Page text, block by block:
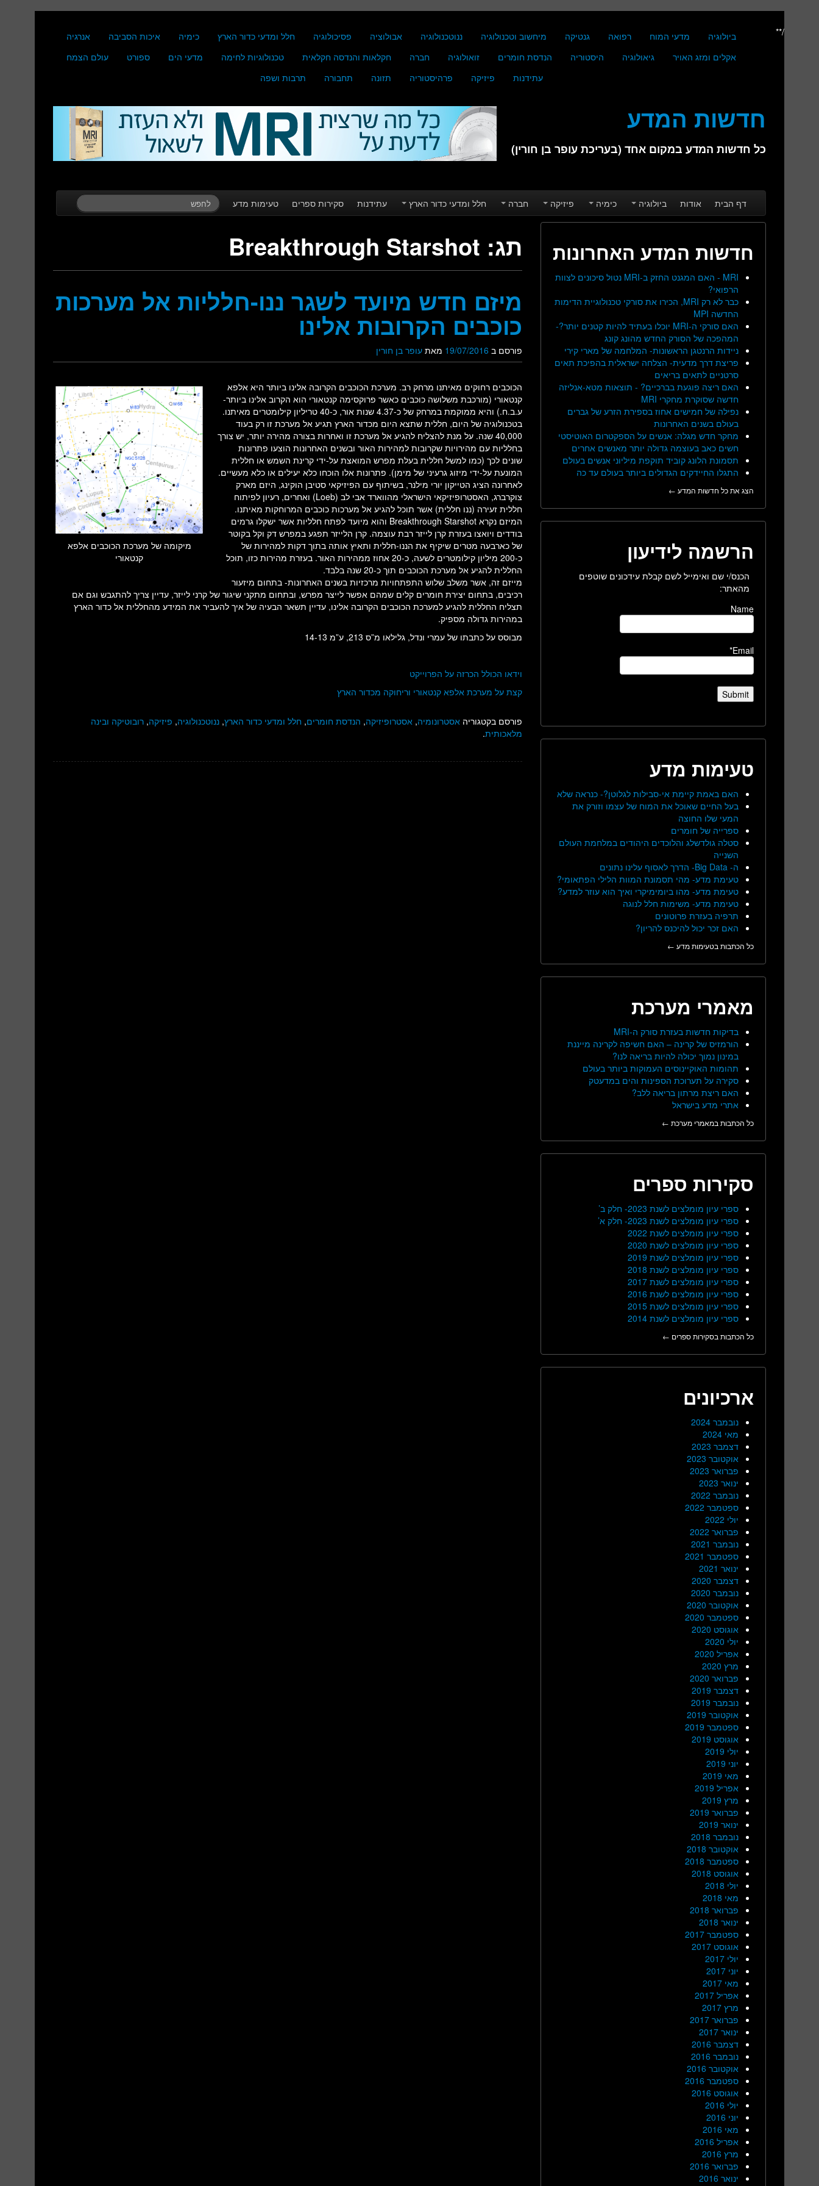
ביולוגיה מדעי המוח רפואה גנטיקה מיחשוב וטכנולוגיה ננוטכנולוגיה אבולוציה פסיכולוגיה חלל ומדעי כדור הארץ כימיה איכות הסביבה
אנרגיה
אקלים ומזג האויר
גיאולוגיה היסטוריה הנדסת חומרים זואולוגיה חברה חקלאות והנדסה חקלאית טכנולוגיות לחימה מדעי הים ספורט
עולם הצמח
עתידנות
פיזיקה פרהיסטוריה תזונה תחבורה תרבות ושפה
חדשות המדע
כל חדשות המדע במקום אחד (בעריכת עופר בן חורין)
Main menu
דף הבית אודות ביולוגיה כימיה פיזיקה חברה חלל ומדעי כדור הארץ עתידנות סקירות ספרים טעימות מדע
תג: Breakthrough Starshot
מיזם חדש מיועד לשגר ננו-חלליות אל מערכות
כוכבים הקרובות אלינו
פורסם ב 19/07/2016 מאת עופר בן חורין
מיקומה של מערכת הכוכבים אלפא
קנטאורי
הכוכבים רחוקים מאיתנו מרחק רב. מערכת הכוכבים הקרובה אלינו ביותר היא אלפא
קנטאורי (מורכבת משלושה כוכבים כאשר פרוקסימה קנטאורי הוא הקרוב אלינו ביותר-
ע.ב.ח.) והיא ממוקמת במרחק של כ-4.37 שנות אור, כ-40 טריליון קילומטרים מאיתנו.
בטכנולוגיה של היום, חללית שתצא היום מכדור הארץ תגיע אל מערכת זו רק בעוד
40,000 שנה. על מנת להצליח להגיע אל מערכת זו ואחרות בצורה מהירה יותר, יש צורך
בחלליות עם מהירויות שקרובות למהירות האור ובשנים האחרונות הוצעו פתרונות
שונים לכך (כמו למשל חללית בעלת מפרש המואצת על-ידי קרינת השמש או חללית
המונעת על-ידי מיזוג גרעיני של מימן). פתרונות אלו הוכחו כלא יעילים או כלא מעשיים.
לאחרונה הציג הטייקון יורי מילנר, בשיתוף עם הפיזיקאי סטיבן הוקינג, היזם מארק
צוקרברג, האסטרופיזיקאי הישראלי מהווארד אבי לב (Loeb) ואחרים, רעיון לפיתוח
חללית זעירה (ננו חללית) אשר תוכל להגיע אל מערכות כוכבים המרוחקות מאיתנו.
המיזם נקרא Breakthrough Starshot והוא מיועד לפתח חלליות אשר ישקלו גרמים
בודדים ויואצו בעזרת קרן לייזר רבת עוצמה. קרן הלייזר תפגע במפרש דק וקל בקוטר
של כארבעה מטרים שיקיף את הננו-חללית ותאיץ אותה בתוך דקות למהירות של
כ-200 מיליון קילומטרים לשעה, כ-20 אחוז ממהירות האור. בעזרת מהירות כזו, תוכל
החללית להגיע אל מערכת הכוכבים תוך כ-20 שנה בלבד.
מייזם זה, אשר משלב שלוש התפתחויות מרכזיות בשנים האחרונות- בתחום מיזעור
רכיבים, בתחום יצירת חומרים קלים שמהם אפשר לייצר מפרש, ובתחום מתקני שיגור של קרני לייזר, עדיין צריך להתגבש וגם אם
תצליח החללית להגיע למערכת הכוכבים הקרובה אלינו, עדיין תשאר הבעיה של איך להעביר את המידע מהחללית אל כדור הארץ
במהירות גדולה מספיק.
מבוסס על כתבתו של עמרי ונדל, גלילאו מ”ס 213, ע”מ 14-13
וידאו הכולל הכרזה על הפרוייקט
קצת על מערכת אלפא קנטאורי וריחוקה מכדור הארץ
פורסם בקטגוריה אסטרונומיה, אסטרופיזיקה, הנדסת חומרים, חלל ומדעי כדור הארץ, ננוטכנולוגיה, פיזיקה, רובוטיקה ובינה
מלאכותית.
חדשות המדע האחרונות
MRI - האם המגנט החזק ב-MRI נטול סיכונים לצוות
הרפואי?
כבר לא רק MRI, הכירו את סורקי טכנולוגיית הדימות
החדשה MPI
האם סורקי ה-MRI יוכלו בעתיד להיות קטנים יותר?-
המהפכה של הסורק החדש מהונג קונג
ניידות הרנטגן הראשונות- המלחמה של מארי קירי
פריצת דרך מדעית- הצלחה ישראלית בהפיכת תאים
סרטניים לתאים בריאים
האם ריצה פוגעת בברכיים? - תוצאות מטא-אנליזה
חדשה שסוקרת מחקרי MRI
נפילה של חמישים אחוז בספירת הזרע של גברים
בעולם בשנים האחרונות
מחקר חדש מגלה: אנשים על הספקטרום האוטיסטי
חשים כאב בעוצמה גדולה יותר מאנשים אחרים
תסמונת הלונג קוביד תוקפת מיליוני אנשים בעולם
התגלו החיידקים הגדולים ביותר בעולם עד כה
הצג את כל חדשות המדע ←
הרשמה לידיעון
הכנס/י שם ואימייל לשם קבלת עידכונים שוטפים
מהאתר:
Name
Email*
טעימות מדע
האם באמת קיימת אי-סבילות לגלוטן?- כנראה שלא
בעל החיים שאוכל את המוח של עצמו וזורק את
המעי שלו החוצה
ספרייה של חומרים
סטלה גולדשלג והלוכדים היהודים במלחמת העולם
השנייה
ה- Big Data- הדרך לאסוף עלינו נתונים
טעימת מדע- מהי תסמונת המוות הלילי הפתאומי?
טעימת מדע- מהו ביומימיקרי ואיך הוא עוזר למדע?
טעימת מדע- משימות חלל לנוגה
תרפיה בעזרת פרוטונים
האם זכר יכול להיכנס להריון?
כל הכתבות בטעימות מדע ←
מאמרי מערכת
בדיקות חדשות בעזרת סורק ה-MRI
הורמזיס של קרינה – האם חשיפה לקרינה מייננת
במינון נמוך יכולה להיות בריאה לנו?
תהומות האוקיינוסים העמוקות ביותר בעולם
סקירה על תערוכת הספינות והים במדעטק
האם ריצת מרתון בריאה ללב?
אתרי מדע בישראל
כל הכתבות במאמרי מערכת ←
סקירות ספרים
ספרי עיון מומלצים לשנת 2023- חלק ב’
ספרי עיון מומלצים לשנת 2023- חלק א’
ספרי עיון מומלצים לשנת 2022
ספרי עיון מומלצים לשנת 2020
ספרי עיון מומלצים לשנת 2019
ספרי עיון מומלצים לשנת 2018
ספרי עיון מומלצים לשנת 2017
ספרי עיון מומלצים לשנת 2016
ספרי עיון מומלצים לשנת 2015
ספרי עיון מומלצים לשנת 2014
כל הכתבות בסקירות ספרים ←
ארכיונים
נובמבר 2024
מאי 2024
דצמבר 2023
אוקטובר 2023
פברואר 2023
ינואר 2023
נובמבר 2022
ספטמבר 2022
יולי 2022
פברואר 2022
נובמבר 2021
ספטמבר 2021
ינואר 2021
דצמבר 2020
נובמבר 2020
אוקטובר 2020
ספטמבר 2020
אוגוסט 2020
יולי 2020
אפריל 2020
מרץ 2020
פברואר 2020
דצמבר 2019
נובמבר 2019
אוקטובר 2019
ספטמבר 2019
אוגוסט 2019
יולי 2019
יוני 2019
מאי 2019
אפריל 2019
מרץ 2019
פברואר 2019
ינואר 2019
נובמבר 2018
אוקטובר 2018
ספטמבר 2018
אוגוסט 2018
יולי 2018
מאי 2018
פברואר 2018
ינואר 2018
ספטמבר 2017
אוגוסט 2017
יולי 2017
יוני 2017
מאי 2017
אפריל 2017
מרץ 2017
פברואר 2017
ינואר 2017
דצמבר 2016
נובמבר 2016
אוקטובר 2016
ספטמבר 2016
אוגוסט 2016
יולי 2016
יוני 2016
מאי 2016
אפריל 2016
מרץ 2016
פברואר 2016
ינואר 2016
/**